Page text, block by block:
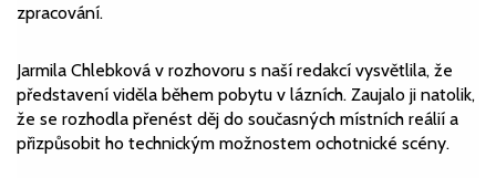
zpracování.
Jarmila Chlebková v rozhovoru s naší redakcí vysvětlila, že
představení viděla během pobytu v lázních. Zaujalo ji natolik,
že se rozhodla přenést děj do současných místních reálií a
přizpůsobit ho technickým možnostem ochotnické scény.